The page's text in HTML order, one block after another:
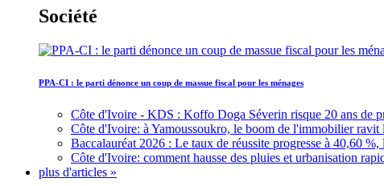
Société
PPA-CI : le parti dénonce un coup de massue fiscal pour les ménages
Côte d'Ivoire - KDS : Koffo Doga Séverin risque 20 ans de
Côte d'Ivoire: à Yamoussoukro, le boom de l'immobilier ravit
Baccalauréat 2026 : Le taux de réussite progresse à 40,60
Côte d'Ivoire: comment hausse des pluies et urbanisation
plus d'articles »